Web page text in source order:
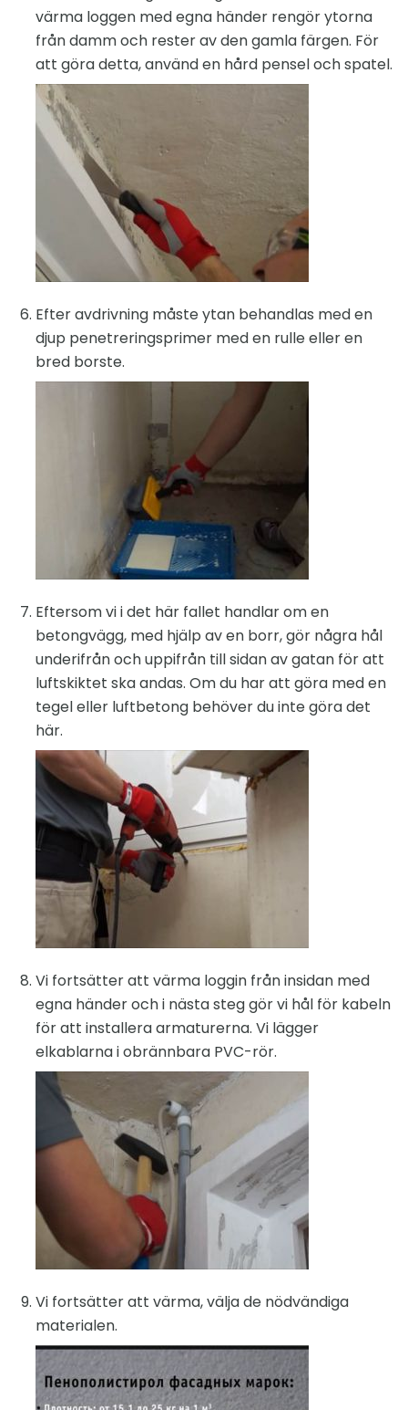
värma loggen med egna händer rengör ytorna
från damm och rester av den gamla färgen. För
att göra detta, använd en hård pensel och spatel.
Efter avdrivning måste ytan behandlas med en
djup penetreringsprimer med en rulle eller en
bred borste.
Eftersom vi i det här fallet handlar om en
betongvägg, med hjälp av en borr, gör några hål
underifrån och uppifrån till sidan av gatan för att
luftskiktet ska andas. Om du har att göra med en
tegel eller luftbetong behöver du inte göra det
här.
Vi fortsätter att värma loggin från insidan med
egna händer och i nästa steg gör vi hål för kabeln
för att installera armaturerna. Vi lägger
elkablarna i obrännbara PVC-rör.
Vi fortsätter att värma, välja de nödvändiga
materialen.